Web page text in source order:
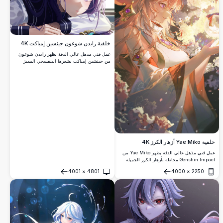
خلفية Yae Miko أزهار الكرز 4K
عمل فني مذهل عالي الدقة يظهر Yae Miko من
Genshin Impact محاطة بأزهار الكرز الجميلة
الخلفية الأنيمي الأنيقة تفاصيل معقدة بألوان
نابضة بالحياة وتأثيرات جوية، مثالية لعشاق اللعبة
2250
×
4000
فتح
خلفية رايدن شوغون جينشين إمباكت 4K
عمل فني مذهل عالي الدقة يظهر رايدن شوغون
من جينشين إمباكت بشعرها البنفسجي المميز
4801
×
4001
فتح